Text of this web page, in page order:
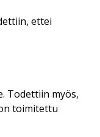
ettei
Todettiin myös,
toimitettu